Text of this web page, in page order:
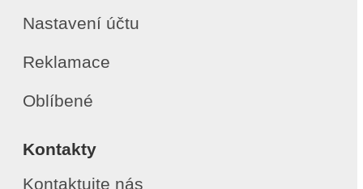
Nastavení účtu
Reklamace
Oblíbené
Kontakty
Kontaktujte nás